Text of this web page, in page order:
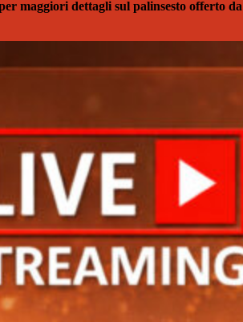
maggiori dettagli sul palinsesto offerto da